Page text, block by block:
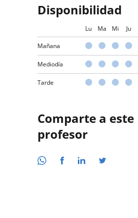
Disponibilidad
Lu Ma Mi Ju
Mañana
Mediodía
Tarde
Comparte a este
profesor